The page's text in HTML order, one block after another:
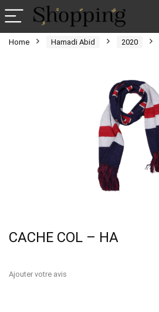
Home Hamadi Abid 2020
CACHE COL – HA
Ajouter votre avis